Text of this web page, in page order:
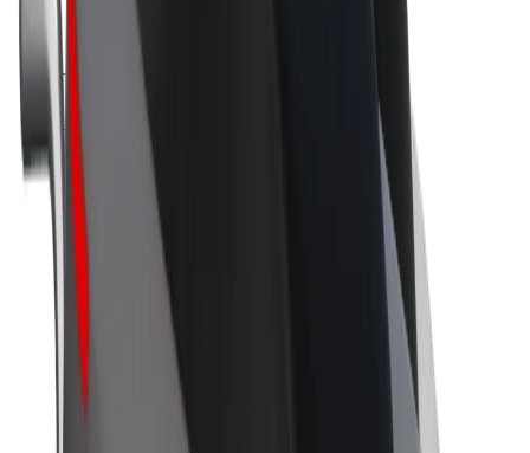
O platformi Bolt
Održivost uz Bolt
Projekt nula
Smjernice za brend